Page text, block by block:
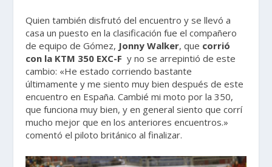
Quien también disfrutó del encuentro y se llevó a
casa un puesto en la clasificación fue el compañero
de equipo de Gómez, Jonny Walker, que corrió
con la KTM 350 EXC-F y no se arrepintió de este
cambio: «He estado corriendo bastante
últimamente y me siento muy bien después de este
encuentro en España. Cambié mi moto por la 350,
que funciona muy bien, y en general siento que corrí
mucho mejor que en los anteriores encuentros.»
comentó el piloto británico al finalizar.